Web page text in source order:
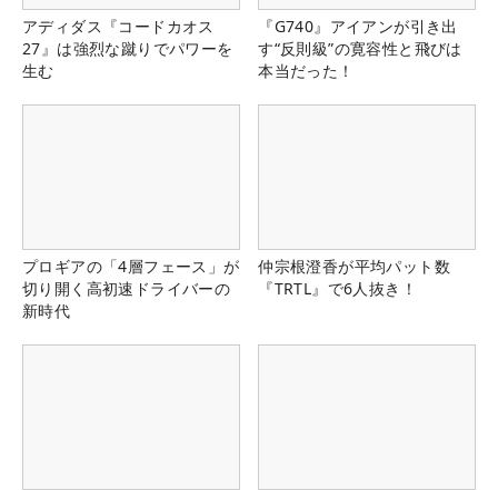
アディダス『コードカオス
27』は強烈な蹴りでパワーを
生む
『G740』アイアンが引き出
す“反則級”の寛容性と飛びは
本当だった！
プロギアの「4層フェース」が
切り開く高初速ドライバーの
新時代
仲宗根澄香が平均パット数
『TRTL』で6人抜き！